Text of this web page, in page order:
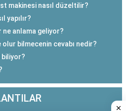
makinesi nasıl düzeltilir?
yapılır?
ne anlama geliyor?
bilmecenin cevabı nedir?
biliyor?